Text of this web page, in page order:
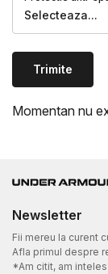
Selecteaza...
Trimite
Momentan nu
Newsletter
Fii mereu la curent
Afla primul despre
*Am citit, am